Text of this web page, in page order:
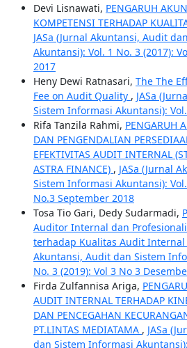
Devi Lisnawati, PENGARUH
KOMPETENSI TERHADAP
JASa (Jurnal Akuntansi, Audit
Akuntansi): Vol. 1 No. 3 (2017):
2017
Heny Dewi Ratnasari, The The
Fee on Audit Quality , JASa
Sistem Informasi Akuntansi):
Rifa Tanzila Rahmi, PENGARUH
DAN PENGENDALIAN
EFEKTIVITAS AUDIT INTERNAL
ASTRA FINANCE) , JASa (Jurnal
Sistem Informasi Akuntansi):
No.3 September 2018
Tosa Tio Gari, Dedy Sudarmadi,
Auditor Internal dan
terhadap Kualitas Audit Internal
Akuntansi, Audit dan Sistem
No. 3 (2019): Vol 3 No 3
Firda Zulfannisa Ariga,
AUDIT INTERNAL TERHADAP
DAN PENCEGAHAN
PT.LINTAS MEDIATAMA , JASa
dan Sistem Informasi